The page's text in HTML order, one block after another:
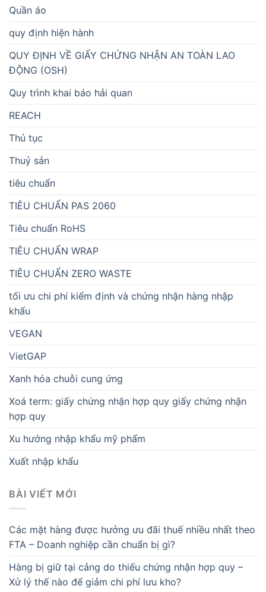
Quần áo
quy định hiện hành
QUY ĐỊNH VỀ GIẤY CHỨNG NHẬN AN TOÀN LAO
ĐỘNG (OSH)
Quy trình khai báo hải quan
REACH
Thủ tục
Thuỷ sản
tiêu chuẩn
TIÊU CHUẨN PAS 2060
Tiêu chuẩn RoHS
TIÊU CHUẨN WRAP
TIÊU CHUẨN ZERO WASTE
tối ưu chi phí kiểm định và chứng nhận hàng nhập
khẩu
VEGAN
VietGAP
Xanh hóa chuỗi cung ứng
Xoá term: giấy chứng nhận hợp quy giấy chứng nhận
hợp quy
Xu hướng nhập khẩu mỹ phẩm
Xuất nhập khẩu
BÀI VIẾT MỚI
Các mặt hàng được hưởng ưu đãi thuế nhiều nhất theo
FTA – Doanh nghiệp cần chuẩn bị gì?
Hàng bị giữ tại cảng do thiếu chứng nhận hợp quy –
Xử lý thế nào để giảm chi phí lưu kho?